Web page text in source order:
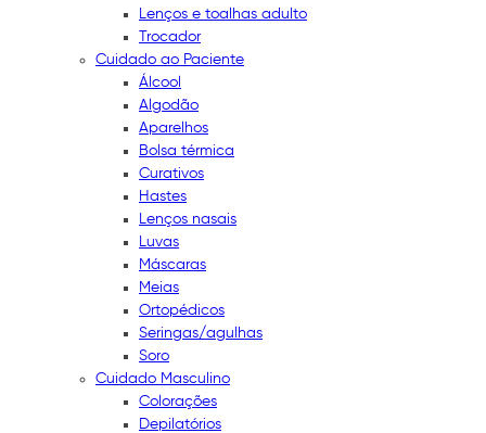
Lenços e toalhas adulto
Trocador
Cuidado ao Paciente
Álcool
Algodão
Aparelhos
Bolsa térmica
Curativos
Hastes
Lenços nasais
Luvas
Máscaras
Meias
Ortopédicos
Seringas/agulhas
Soro
Cuidado Masculino
Colorações
Depilatórios